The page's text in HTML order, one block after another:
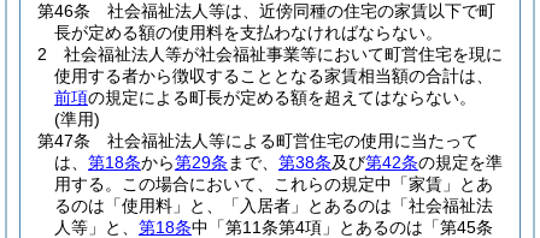
第46条
社会福祉法人等は、近傍同種の住宅の家賃以下で町
長が定める額の使用料を支払わなければならない。
2
社会福祉法人等が社会福祉事業等において町営住宅を現に
使用する者から徴収することとなる家賃相当額の合計は、
前項の規定による町長が定める額を超えてはならない。
(準用)
第47条
社会福祉法人等による町営住宅の使用に当たって
は、 第18条から第29条 まで、 第38条及び第42条の規定を準
用する。
この場合において、これらの規定中「家賃」とあ
るのは「使用料」と、「入居者」とあるのは「社会福祉法
人等」と、 第18条中「第11条第4項」とあるのは「第45条